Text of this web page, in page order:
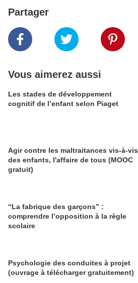
Partager
Vous aimerez aussi
Les stades de développement
cognitif de l’enfant selon Piaget
Agir contre les maltraitances vis-à-vis
des enfants, l'affaire de tous (MOOC
gratuit)
“La fabrique des garçons” :
comprendre l’opposition à la règle
scolaire
Psychologie des conduites à projet
(ouvrage à télécharger gratuitement)